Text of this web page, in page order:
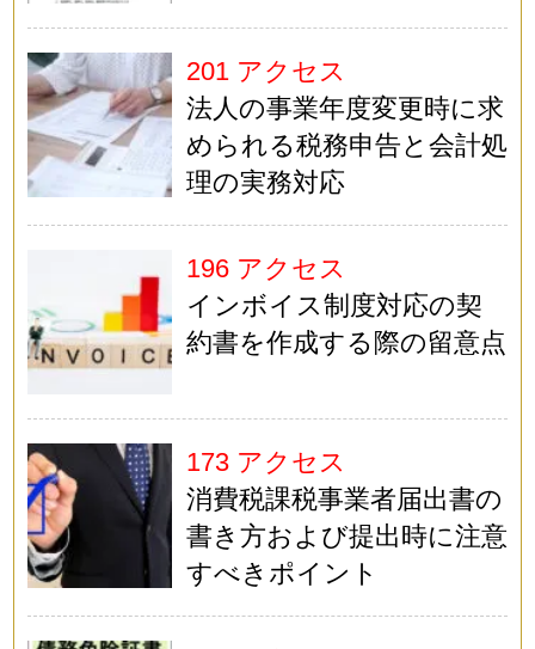
201 アクセス
法人の事業年度変更時に求
められる税務申告と会計処
理の実務対応
196 アクセス
インボイス制度対応の契
約書を作成する際の留意点
173 アクセス
消費税課税事業者届出書の
書き方および提出時に注意
すべきポイント